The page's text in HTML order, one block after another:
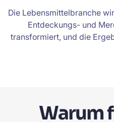
Die Lebensmittelbranche
Entdeckungs- und
transformiert, und die
Warum